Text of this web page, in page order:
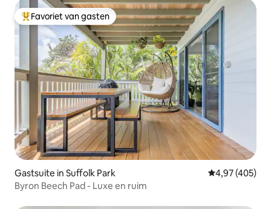
Topfavoriet van gasten
Favoriet van gasten
Gastsuite in Suffolk Park Gemiddelde
4,97 (405)
Byron Beech Pad - Luxe en ruim